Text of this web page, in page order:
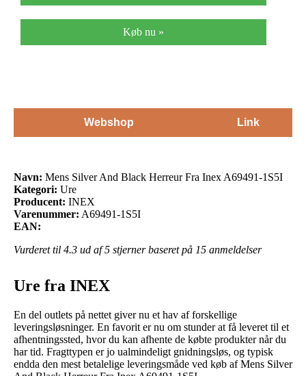
Køb nu »
Webshop Link
Navn: Mens Silver And Black Herreur Fra Inex A69491-1S5I
Kategori: Ure
Producent: INEX
Varenummer: A69491-1S5I
EAN:
Vurderet til 4.3 ud af 5 stjerner baseret på 15 anmeldelser
Ure fra INEX
En del outlets på nettet giver nu et hav af forskellige
leveringsløsninger. En favorit er nu om stunder at få leveret til et
afhentningssted, hvor du kan afhente de købte produkter når du
har tid. Fragttypen er jo ualmindeligt gnidningsløs, og typisk
endda den mest betalelige leveringsmåde ved køb af Mens Silver